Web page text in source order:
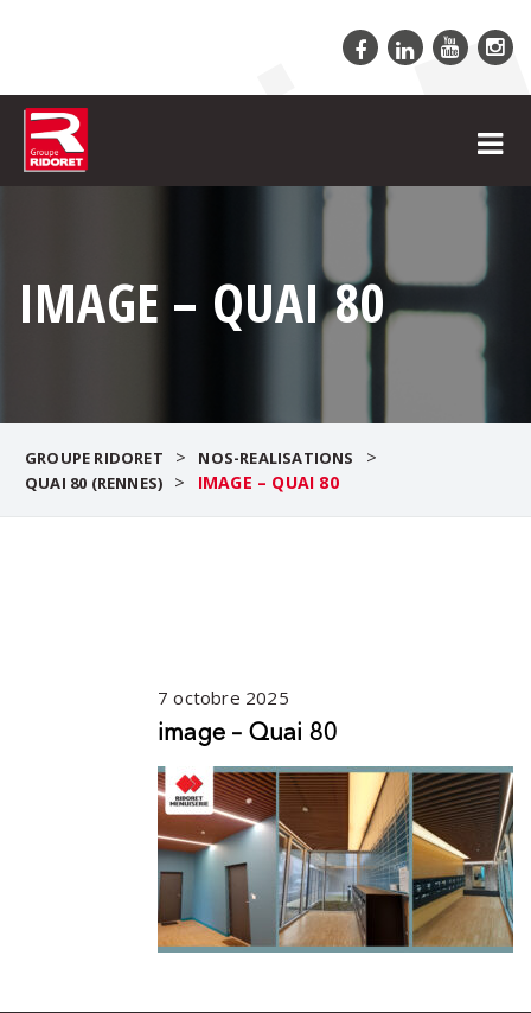
IMAGE – QUAI 80
GROUPE RIDORET > NOS-REALISATIONS >
QUAI 80 (RENNES) > IMAGE – QUAI 80
7 octobre 2025
image – Quai 80